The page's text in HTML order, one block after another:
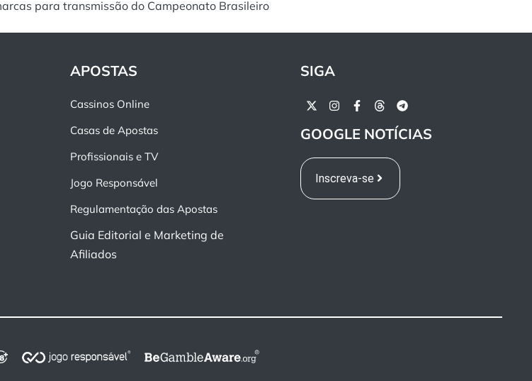
para transmissão do Campeonato Brasileiro
APOSTAS
Cassinos Online
Casas de Apostas
Profissionais e TV
Jogo Responsável
Regulamentação das Apostas
Guia Editorial e Marketing de
Afiliados
SIGA
GOOGLE NOTÍCIAS
Inscreva-se